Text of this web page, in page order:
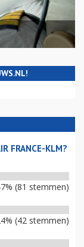
FRANCE-KLM?
(81 stemmen)
(42 stemmen)